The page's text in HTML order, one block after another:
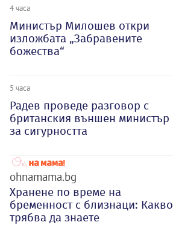
4 часа
Министър Милошев откри
изложбата „Забравените
божества“
5 часа
Радев проведе разговор с
британския външен министър
за сигурността
ohnamama.bg
Хранене по време на
бременност с близнаци: Какво
трябва да знаете